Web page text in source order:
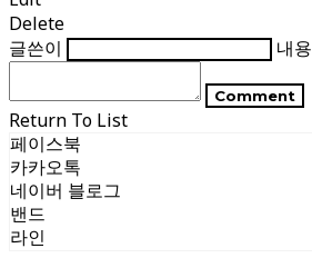
Delete
글쓴이
내용
Comment
Return To List
페이스북
카카오톡
네이버 블로그
밴드
라인